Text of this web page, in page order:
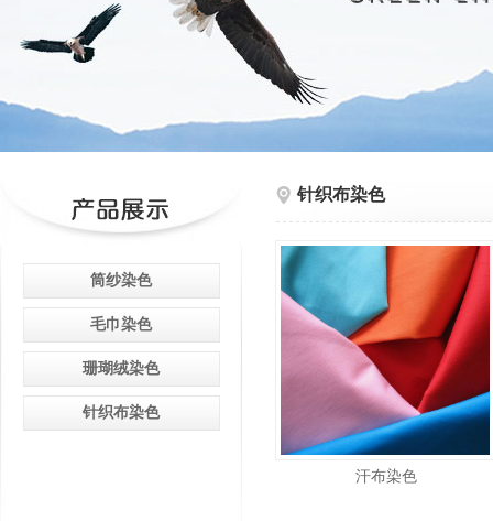
筒纱染色
毛巾染色
珊瑚绒染色
针织布染色
针织布染色
汗布染色